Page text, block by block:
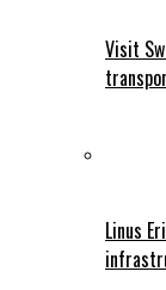
Visit
Linus